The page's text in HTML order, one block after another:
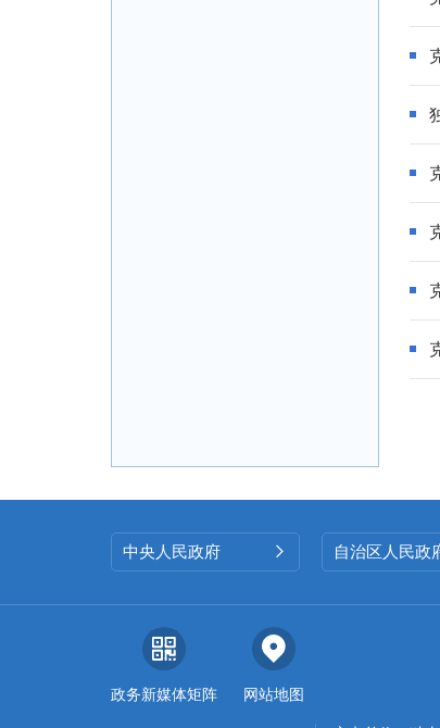
中央人民政府  自治区人民政
政务新媒体矩阵 网站地图